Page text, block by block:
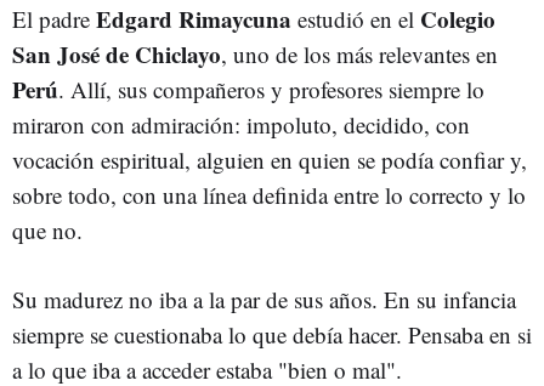
El padre Edgard Rimaycuna estudió en el Colegio
San José de Chiclayo, uno de los más relevantes en
Perú. Allí, sus compañeros y profesores siempre lo
miraron con admiración: impoluto, decidido, con
vocación espiritual, alguien en quien se podía confiar y,
sobre todo, con una línea definida entre lo correcto y lo
que no.
Su madurez no iba a la par de sus años. En su infancia
siempre se cuestionaba lo que debía hacer. Pensaba en si
a lo que iba a acceder estaba "bien o mal".